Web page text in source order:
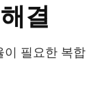
결
이 필요한 복합